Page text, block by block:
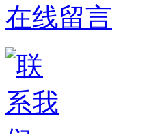
在线留言